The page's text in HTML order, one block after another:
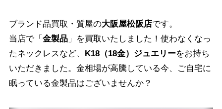
ブランド品買取・質屋の大阪屋松阪店です。
当店で「 金製品」を買取いたしました！使わなくなっ
たネックレスなど、
K18（18金）ジュエリーをお持ち
いただきました。金相場が高騰している今、ご自宅に
眠っている金製品はございませんか？